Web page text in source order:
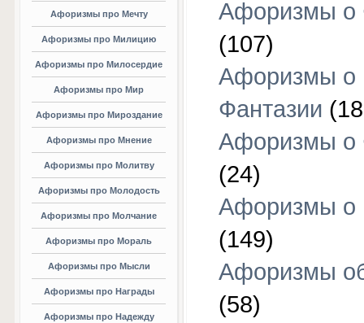
Афоризмы про Мечту
Афоризмы про Милицию
Афоризмы про Милосердие
Афоризмы про Мир
Афоризмы про Мироздание
Афоризмы про Мнение
Афоризмы про Молитву
Афоризмы про Молодость
Афоризмы про Молчание
Афоризмы про Мораль
Афоризмы про Мысли
Афоризмы про Награды
Афоризмы про Надежду
Афоризмы о
(107)
Афоризмы о
Фантазии
Афоризмы о
(24)
Афоризмы о
(149)
Афоризмы
(58)